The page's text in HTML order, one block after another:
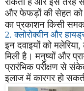
और फेफड़ों की सेहत को
का प्रकाशन किसी
2. क्लोरोक्वीन और
इन दवाइयों को मलेरिया,
मिली है। मनुष्यों और
प्रारंभिक परीक्षण से
इलाज में कारगर हो